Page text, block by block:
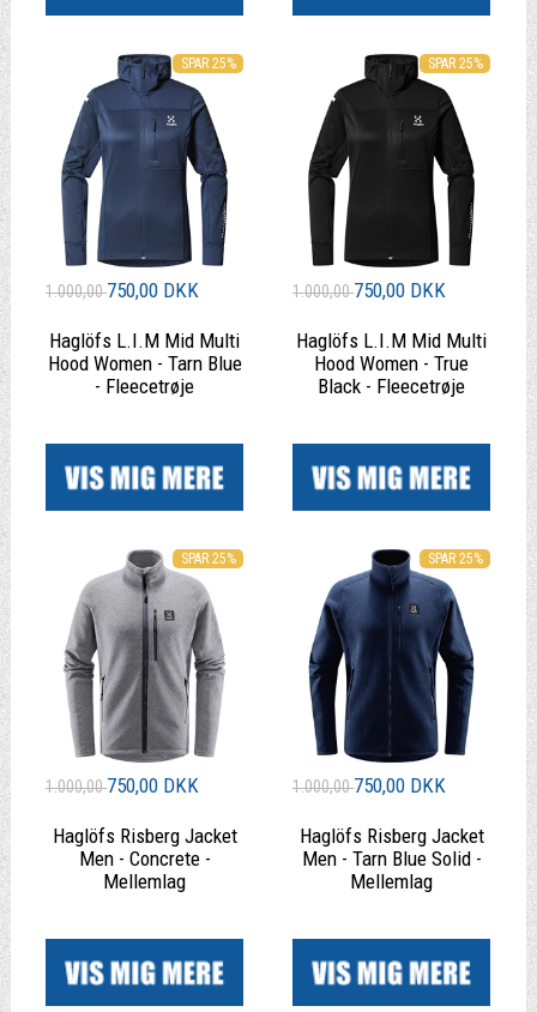
SPAR 25%
1.000,00750,00 DKK
Haglöfs L.I.M Mid Multi
Hood Women - Tarn Blue
- Fleecetrøje
SPAR 25%
1.000,00750,00 DKK
Haglöfs L.I.M Mid Multi
Hood Women - True
Black - Fleecetrøje
SPAR 25%
1.000,00750,00 DKK
Haglöfs Risberg Jacket
Men - Concrete -
Mellemlag
SPAR 25%
1.000,00750,00 DKK
Haglöfs Risberg Jacket
Men - Tarn Blue Solid -
Mellemlag